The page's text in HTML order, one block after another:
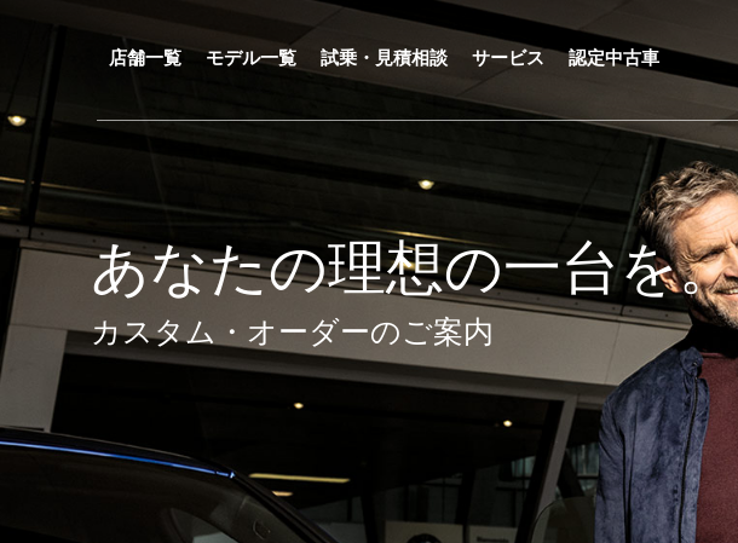
ン
移
動
店舗一覧 モデル一覧 試乗・見積相談 サービス 認定中古車
あなたの理想の一台を。
カスタム・オーダーのご案内